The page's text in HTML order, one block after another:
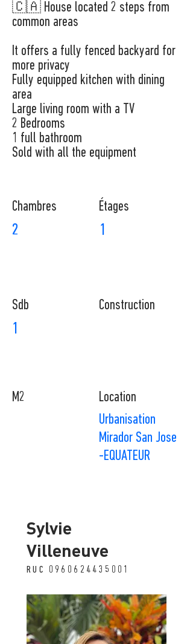
🇨🇦 House located 2 steps from
common areas
It offers a fully fenced backyard for
more privacy
Fully equipped kitchen with dining
area
Large living room with a TV
2 Bedrooms
1 full bathroom
Sold with all the equipment
Chambres
2
Sdb
1
M2
​Étages
1
Construction
Location
Urbanisation
Mirador San Jose
-EQUATEUR
Sylvie
Villeneuve
RUC 0960624435001